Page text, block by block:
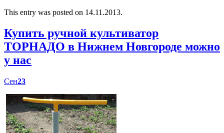
This entry was posted on 14.11.2013.
Купить ручной культиватор
ТОРНАДО в Нижнем Новгороде можно
у нас
Сен23